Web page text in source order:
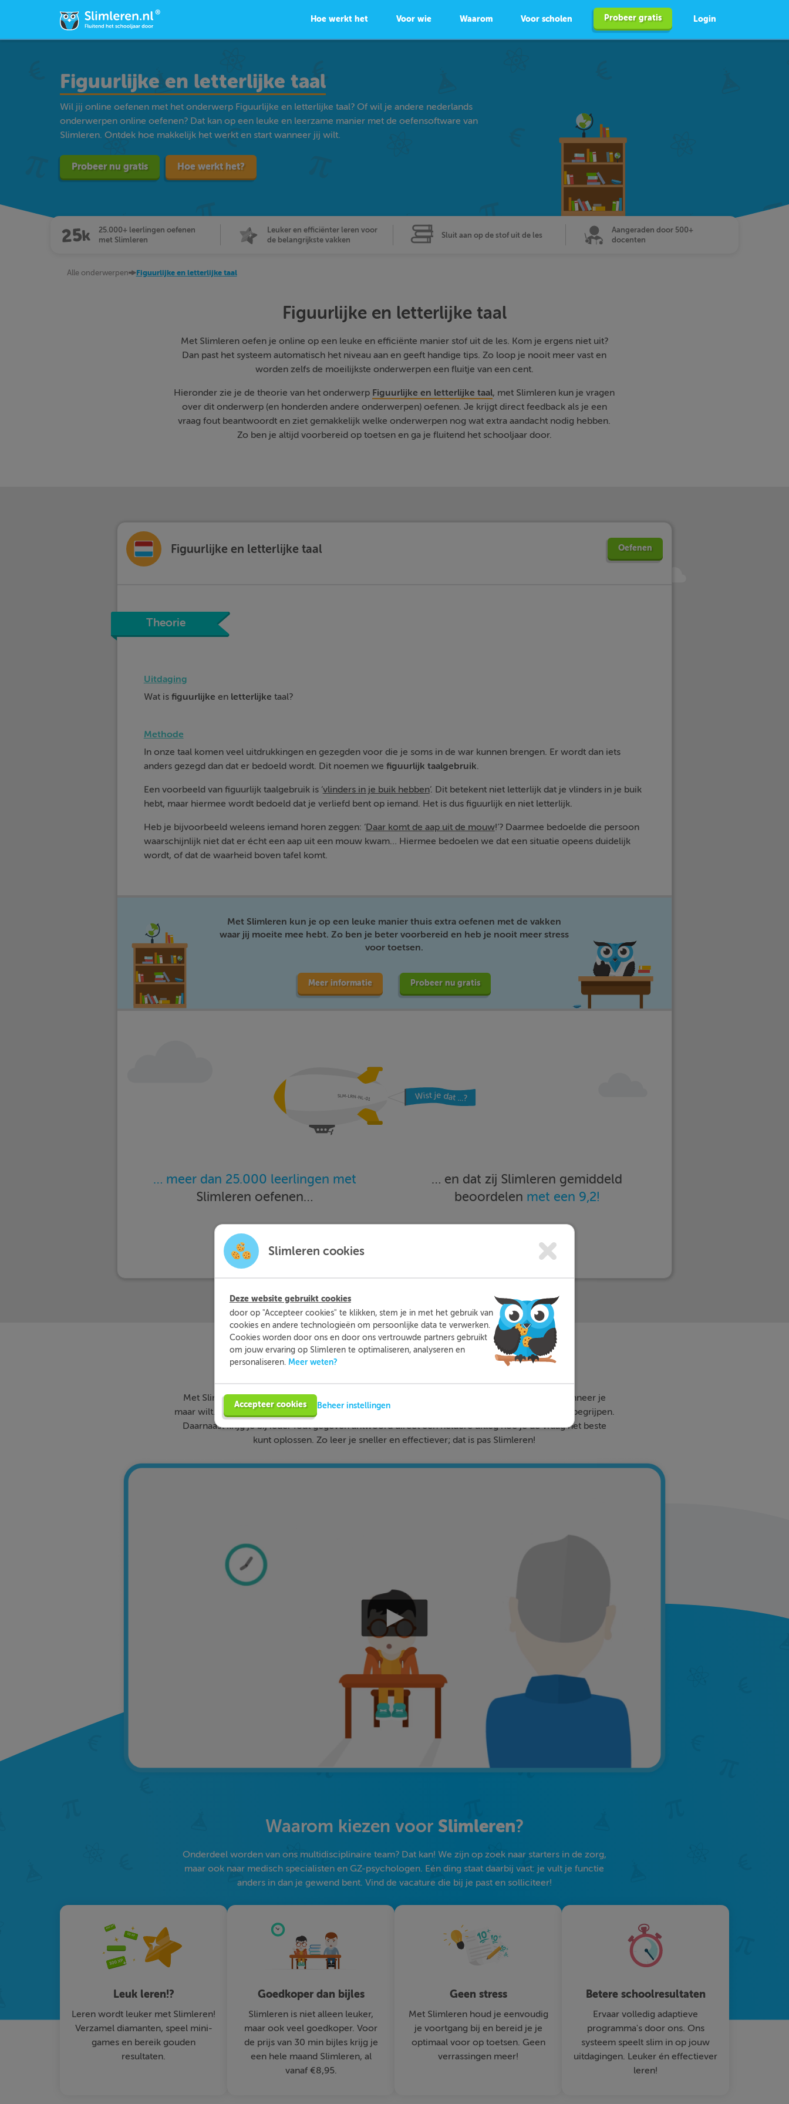
Hoe werkt het Voor wie Waarom Voor scholen Probeer gratis Login
Figuurlijke en letterlijke taal
Wil jij online oefenen met het onderwerp Figuurlijke en letterlijke taal? Of wil je andere nederlands
onderwerpen online oefenen? Dat kan op een leuke en leerzame manier met de oefensoftware van
Slimleren. Ontdek hoe makkelijk het werkt en start wanneer jij wilt.
Probeer nu gratis Hoe werkt het?
25.000+ leerlingen oefenen
met Slimleren
Leuker en efficiënter leren voor
de belangrijkste vakken
Sluit aan op de stof uit de les
Aangeraden door 500+
docenten
Alle onderwerpen Figuurlijke en letterlijke taal
Figuurlijke en letterlijke taal
Met Slimleren oefen je online op een leuke en efficiënte manier stof uit de les. Kom je ergens niet uit?
Dan past het systeem automatisch het niveau aan en geeft handige tips. Zo loop je nooit meer vast en
worden zelfs de moeilijkste onderwerpen een fluitje van een cent.
Hieronder zie je de theorie van het onderwerp Figuurlijke en letterlijke taal, met Slimleren kun je vragen
over dit onderwerp (en honderden andere onderwerpen) oefenen. Je krijgt direct feedback als je een
vraag fout beantwoordt en ziet gemakkelijk welke onderwerpen nog wat extra aandacht nodig hebben.
Zo ben je altijd voorbereid op toetsen en ga je fluitend het schooljaar door.
Figuurlijke en letterlijke taal Oefenen
Theorie
Uitdaging
Wat is figuurlijke en letterlijke taal?
Methode
In onze taal komen veel uitdrukkingen en gezegden voor die je soms in de war kunnen brengen. Er wordt dan iets
anders gezegd dan dat er bedoeld wordt. Dit noemen we figuurlijk taalgebruik.
Een voorbeeld van figuurlijk taalgebruik is ‘vlinders in je buik hebben’. Dit betekent niet letterlijk dat je vlinders in je buik
hebt, maar hiermee wordt bedoeld dat je verliefd bent op iemand. Het is dus figuurlijk en niet letterlijk.
Heb je bijvoorbeeld weleens iemand horen zeggen: ‘Daar komt de aap uit de mouw!’? Daarmee bedoelde die persoon
waarschijnlijk niet dat er écht een aap uit een mouw kwam… Hiermee bedoelen we dat een situatie opeens duidelijk
wordt, of dat de waarheid boven tafel komt.
Met Slimleren kun je op een leuke manier thuis extra oefenen met de vakken
waar jij moeite mee hebt. Zo ben je beter voorbereid en heb je nooit meer stress
voor toetsen.
Meer informatie Probeer nu gratis
… meer dan 25.000 leerlingen met
Slimleren oefenen…
… en dat zij Slimleren gemiddeld
beoordelen met een 9,2!
Wat isSlimleren nou eigenlijk?
Met Slimleren oefen je online voor de vakken waar je nog wat moeite mee hebt, waar en wanneer je
maar wilt. Theorie-uitleg, video-colleges, vuistregels en meer helpen jou om de stof sneller te begrijpen.
Daarnaast krijg je bij ieder fout gegeven antwoord direct een heldere uitleg hoe je de vraag het beste
kunt oplossen. Zo leer je sneller en effectiever; dat is pas Slimleren!
Waarom kiezen voor Slimleren?
Onderdeel worden van ons multidisciplinaire team? Dat kan! We zijn op zoek naar starters in de zorg,
maar ook naar medisch specialisten en GZ-psychologen. Eén ding staat daarbij vast: je vult je functie
anders in dan je gewend bent. Vind de vacature die bij je past en solliciteer!
Leuk leren!?
Leren wordt leuker met Slimleren!
Verzamel diamanten, speel mini-
games en bereik gouden
resultaten.
Goedkoper dan bijles
Slimleren is niet alleen leuker,
maar ook veel goedkoper. Voor
de prijs van 30 min bijles krijg je
een hele maand Slimleren, al
vanaf €8,95.
Geen stress
Met Slimleren houd je eenvoudig
je voortgang bij en bereid je je
optimaal voor op toetsen. Geen
verrassingen meer!
Betere schoolresultaten
Ervaar volledig adaptieve
programma's door ons. Ons
systeem speelt slim in op jouw
uitdagingen. Leuker én effectiever
leren!
Slimleren cookies
Deze website gebruikt cookies
door op "Accepteer cookies" te klikken, stem je in met het gebruik van
cookies en andere technologieën om persoonlijke data te verwerken.
Cookies worden door ons en door ons vertrouwde partners gebruikt
om jouw ervaring op Slimleren te optimaliseren, analyseren en
personaliseren. Meer weten?
Accepteer cookies Beheer instellingen